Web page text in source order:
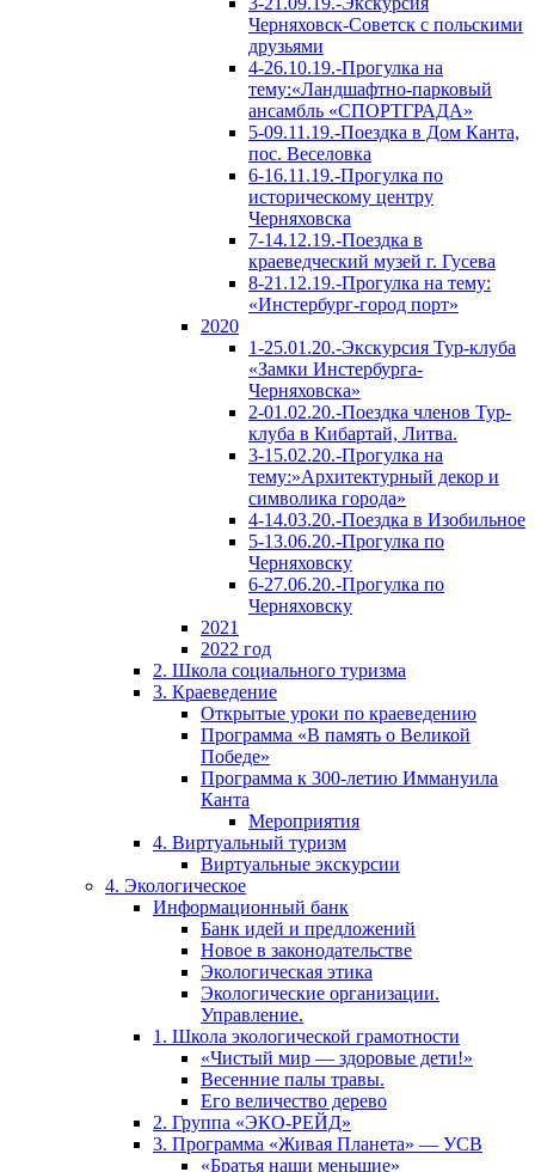
Черняховск-Советск с польскими
друзьями
4-26.10.19.-Прогулка на
тему:«Ландшафтно-парковый
ансамбль «СПОРТГРАДА»
5-09.11.19.-Поездка в Дом Канта,
пос. Веселовка
6-16.11.19.-Прогулка по
историческому центру
Черняховска
7-14.12.19.-Поездка в
краеведческий музей г. Гусева
8-21.12.19.-Прогулка на тему:
«Инстербург-город порт»
2020
1-25.01.20.-Экскурсия Тур-клуба
«Замки Инстербурга-
Черняховска»
2-01.02.20.-Поездка членов Тур-
клуба в Кибартай, Литва.
3-15.02.20.-Прогулка на
тему:»Архитектурный декор и
символика города»
4-14.03.20.-Поездка в Изобильное
5-13.06.20.-Прогулка по
Черняховску
6-27.06.20.-Прогулка по
Черняховску
2021
2022 год
2. Школа социального туризма
3. Краеведение
Открытые уроки по краеведению
Программа «В память о Великой
Победе»
Программа к 300-летию Иммануила
Канта
Мероприятия
4. Виртуальный туризм
Виртуальные экскурсии
4. Экологическое
Информационный банк
Банк идей и предложений
Новое в законодательстве
Экологическая этика
Экологические организации.
Управление.
1. Школа экологической грамотности
«Чистый мир — здоровые дети!»
Весенние палы травы.
Его величество дерево
2. Группа «ЭКО-РЕЙД»
3. Программа «Живая Планета» — УСВ
«Братья наши меньшие»